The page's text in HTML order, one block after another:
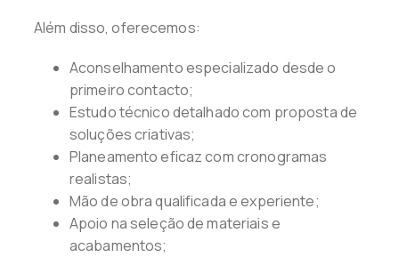
Além disso, oferecemos:
Aconselhamento especializado desde o
primeiro contacto;
Estudo técnico detalhado com proposta de
soluções criativas;
Planeamento eficaz com cronogramas
realistas;
Mão de obra qualificada e experiente;
Apoio na seleção de materiais e
acabamentos;